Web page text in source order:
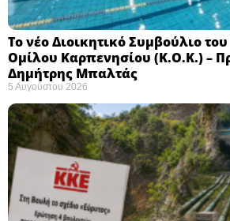
Το νέο Διοικητικό Συμβούλιο
Ομίλου Καρπενησίου (Κ.Ο.Κ.) –
Δημήτρης Μπαλτάς
5 Αυγούστου 2026